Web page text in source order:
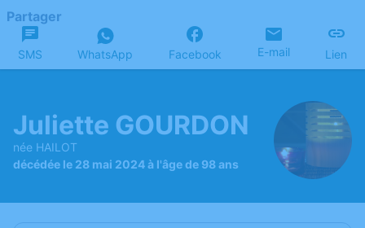
Partager
SMS WhatsApp Facebook E-mail Lien
Juliette GOURDON
née HAILOT
décédée le 28 mai 2024 à l'âge de 98 ans